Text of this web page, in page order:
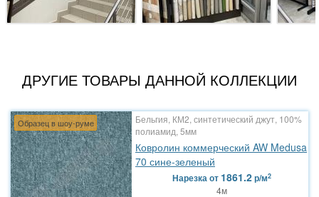
ДРУГИЕ ТОВАРЫ ДАННОЙ КОЛЛЕКЦИИ
Образец в шоу-руме
Бельгия, КМ2, синтетический джут, 100%
полиамид, 5мм
Ковролин коммерческий AW Medusa
70 сине-зеленый
Нарезкаот 1861.2р/м2
4м